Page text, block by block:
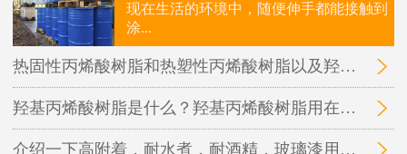
现在生活的环境中，随便伸手都能接触到
涂...
热固性丙烯酸树脂和热塑性丙烯酸树脂以及羟基丙烯酸树脂三者之间的区别在哪里？
羟基丙烯酸树脂是什么？羟基丙烯酸树脂用在哪里？
介绍一下高附着，耐水煮，耐酒精，玻璃漆用的丙烯酸树脂